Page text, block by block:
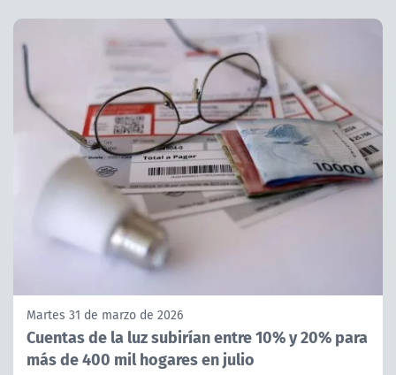
Martes 31 de marzo de 2026
Cuentas de la luz subirían entre 10% y 20% para
más de 400 mil hogares en julio